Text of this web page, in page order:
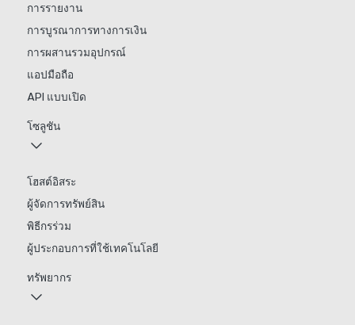
การรายงาน
การบูรณาการทางการเงิน
การผสานรวมอุปกรณ์
แอปมือถือ
API แบบเปิด
โซลูชัน
โฮสต์อิสระ
ผู้จัดการทรัพย์สิน
พิธีกรร่วม
ผู้ประกอบการที่ใช้เทคโนโลยี
ทรัพยากร